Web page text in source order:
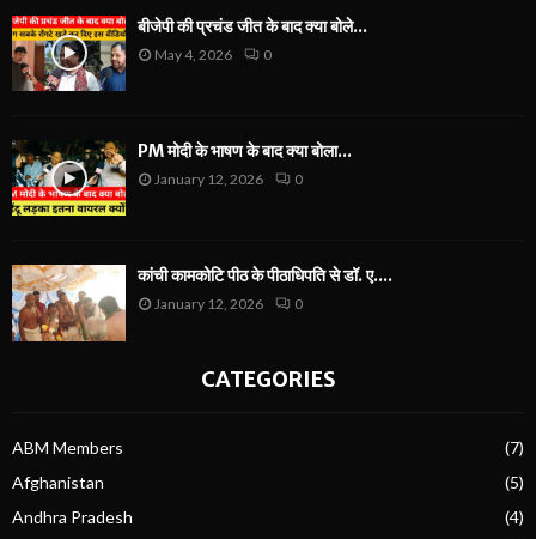
बीजेपी की प्रचंड जीत के बाद क्या बोले...
May 4, 2026 0
PM मोदी के भाषण के बाद क्या बोला...
January 12, 2026 0
कांची कामकोटि पीठ के पीठाधिपति से डॉ. ए....
January 12, 2026 0
CATEGORIES
ABM Members
(7)
Afghanistan
(5)
Andhra Pradesh
(4)